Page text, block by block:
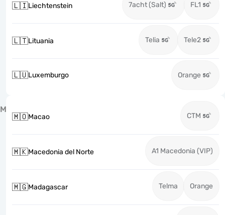
🇱🇮Liechtenstein 7acht (Salt) FL1
🇱🇹Lituania Telia Tele2
🇱🇺Luxemburgo Orange
M
🇲🇴Macao CTM
🇲🇰Macedonia del Norte A1 Macedonia (VIP)
🇲🇬Madagascar Telma Orange